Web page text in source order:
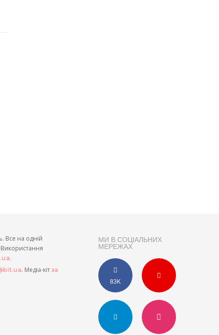
МИ В СОЦІАЛЬНИХ
МЕРЕЖАХ
83K
Все на одній
Використання
.
. Медіа-кіт за